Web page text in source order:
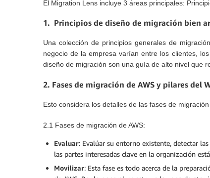
El Migration Lens incluye 3 áreas principales:
1. Principios de diseño de migración bien
Una colección de principios generales de
negocio de la empresa varían entre los clientes,
diseño de migración son una guía de alto nivel que
2. Fases de migración de AWS y pilares del
Esto considera los detalles de las fases de
2.1 Fases de migración de AWS:
Evaluar: Evalúar su entorno existente, detectar
las partes interesadas clave en la organización
Movilizar: Esta fase es todo acerca de la